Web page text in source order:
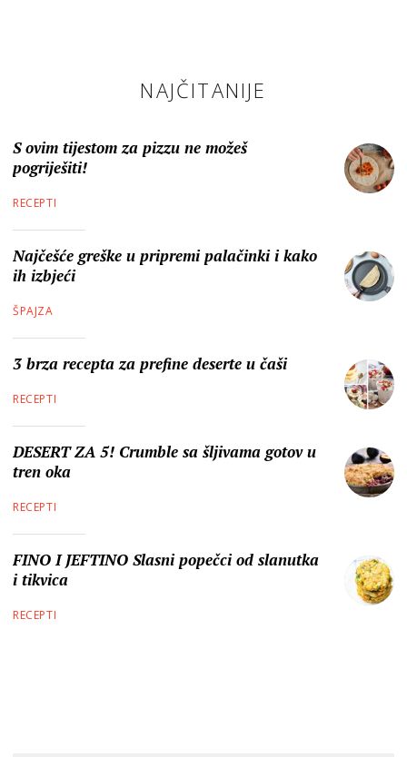
NAJČITANIJE
S ovim tijestom za pizzu ne možeš
pogriješiti!
RECEPTI
Najčešće greške u pripremi palačinki i kako
ih izbjeći
ŠPAJZA
3 brza recepta za prefine deserte u čaši
RECEPTI
DESERT ZA 5! Crumble sa šljivama gotov u
tren oka
RECEPTI
FINO I JEFTINO Slasni popečci od slanutka
i tikvica
RECEPTI